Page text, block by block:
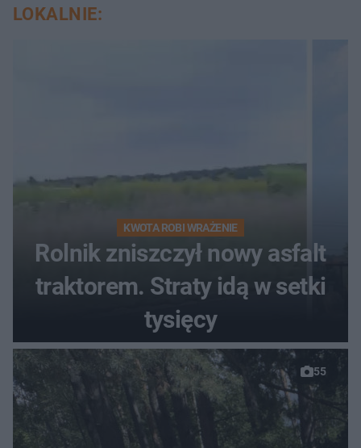
LOKALNIE:
KWOTA ROBI WRAŻENIE
Rolnik zniszczył nowy asfalt
traktorem. Straty idą w setki
tysięcy
55